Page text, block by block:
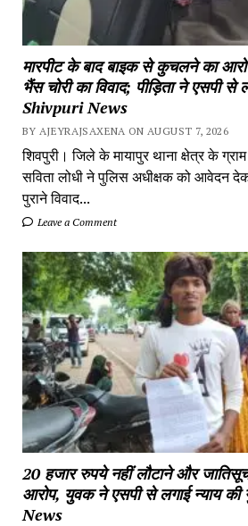
मारपीट के बाद बाइक से कुचलने का
भैंस चोरी का विवाद; पीड़िता ने एसपी से
Shivpuri News
BY AJEYRAJSAXENA ON AUGUST 7, 2026
शिवपुरी। जिले के मायापुर थाना क्षेत्र के ग्राम
सविता लोधी ने पुलिस अधीक्षक को आवेदन
पुराने विवाद...
Leave a Comment
20 हजार रुपये नहीं लौटाने और
आरोप, युवक ने एसपी से लगाई न्याय
News